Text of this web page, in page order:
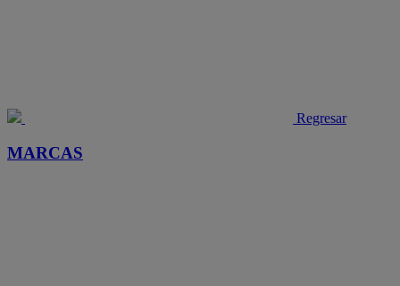
Regresar
MARCAS